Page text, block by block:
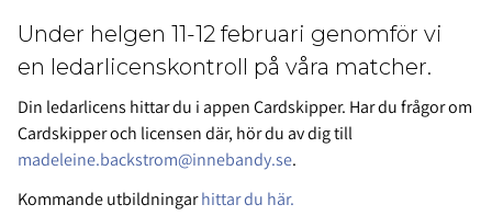
Under helgen 11-12 februari genomför vi
en ledarlicenskontroll på våra matcher.
Din ledarlicens hittar du i appen Cardskipper. Har du frågor om
Cardskipper och licensen där, hör du av dig till
madeleine.backstrom@innebandy.se.
Kommande utbildningarhittar du här.